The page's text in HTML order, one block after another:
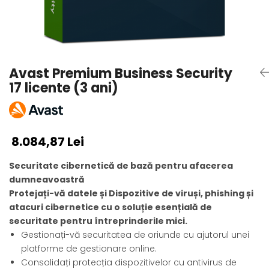
AVAST Driver Updater
AVAST AntiTrack Premium
Avast Premium Business Security
17 licente (3 ani)
8.084,87 Lei
Securitate cibernetică de bază pentru afacerea
dumneavoastră
Protejați-vă datele și Dispozitive de viruși, phishing și
atacuri cibernetice cu o soluție esențială de
securitate pentru întreprinderile mici.
Gestionați-vă securitatea de oriunde cu ajutorul unei
platforme de gestionare online.
Consolidați protecția dispozitivelor cu antivirus de